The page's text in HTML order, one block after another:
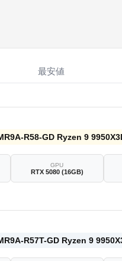
最安値
GPU
RTX 5080 (16GB)